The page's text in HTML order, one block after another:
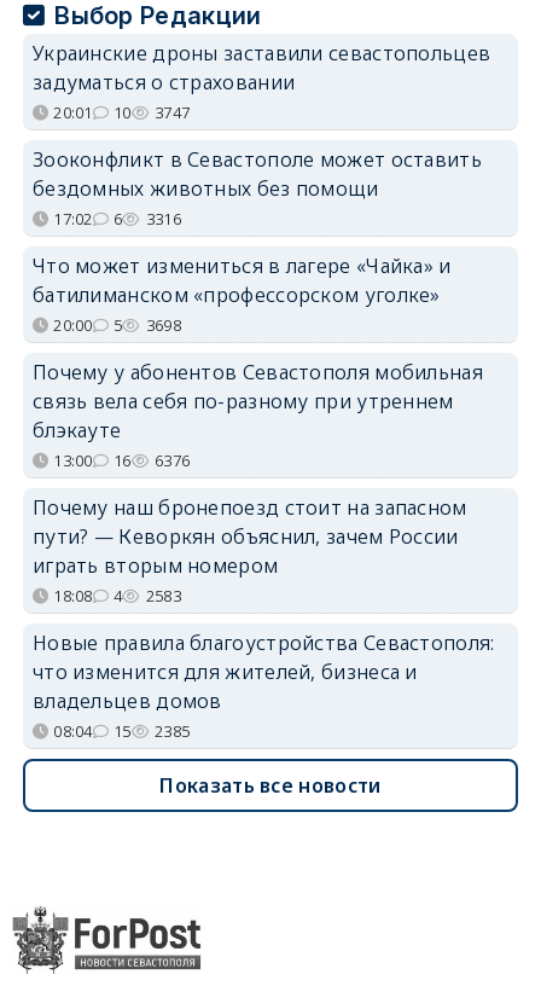
Выбор Редакции
Украинские дроны заставили севастопольцев
задуматься о страховании
20:01 10 3747
Зооконфликт в Севастополе может оставить
бездомных животных без помощи
17:02 6 3316
Что может измениться в лагере «Чайка» и
батилиманском «профессорском уголке»
20:00 5 3698
Почему у абонентов Севастополя мобильная
связь вела себя по-разному при утреннем
блэкауте
13:00 16 6376
Почему наш бронепоезд стоит на запасном
пути? — Кеворкян объяснил, зачем России
играть вторым номером
18:08 4 2583
Новые правила благоустройства Севастополя:
что изменится для жителей, бизнеса и
владельцев домов
08:04 15 2385
Показать все новости